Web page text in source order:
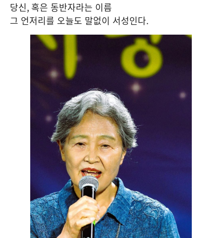
당신, 혹은 동반자라는 이름
그 언저리를 오늘도 말없이 서성인다.